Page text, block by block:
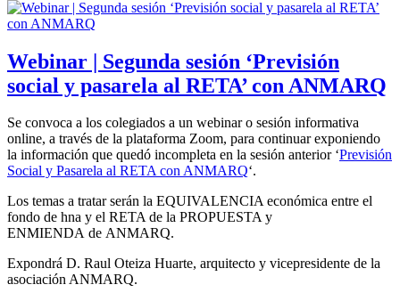
Webinar | Segunda sesión ‘Previsión
social y pasarela al RETA’ con ANMARQ
Se convoca a los colegiados a un webinar o sesión informativa
online, a través de la plataforma Zoom, para continuar exponiendo
la información que quedó incompleta en la sesión anterior ‘Previsión
Social y Pasarela al RETA con ANMARQ‘.
Los temas a tratar serán la EQUIVALENCIA económica entre el
fondo de hna y el RETA de la PROPUESTA y
ENMIENDA de ANMARQ.
Expondrá D. Raul Oteiza Huarte, arquitecto y vicepresidente de la
asociación ANMARQ.